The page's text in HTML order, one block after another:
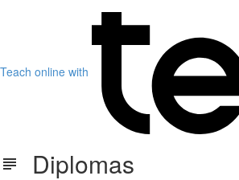
Teach online with
Diplomas